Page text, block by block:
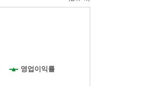
영업이익률